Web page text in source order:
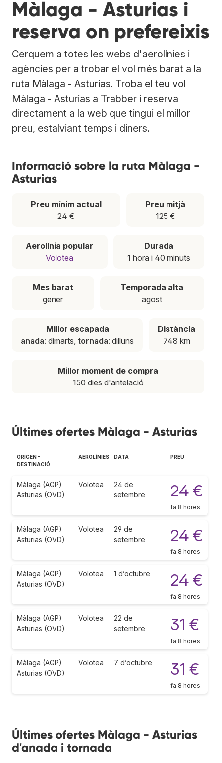
Màlaga - Asturias i
reserva on prefereixis
Cerquem a totes les webs d'aerolínies i
agències per a trobar el vol més barat a la
ruta Màlaga - Asturias. Troba el teu vol
Màlaga - Asturias a Trabber i reserva
directament a la web que tingui el millor
preu, estalviant temps i diners.
Informació sobre la ruta Màlaga -
Asturias
Preu mínim actual
24 €
Preu mitjà
125 €
Aerolínia popular
Volotea
Durada
1 hora i 40 minuts
Mes barat
gener
Temporada alta
agost
Millor escapada
anada: dimarts, tornada: dilluns
Distància
748 km
Millor moment de compra
150 dies d'antelació
Últimes ofertes Màlaga - Asturias
ORIGEN -
DESTINACIÓ
AEROLÍNIES DATA PREU
Màlaga (AGP)
Asturias (OVD)
Volotea
24 de
setembre
24 €
fa 8 hores
Màlaga (AGP)
Asturias (OVD)
Volotea
29 de
setembre
24 €
fa 8 hores
Màlaga (AGP)
Asturias (OVD)
Volotea 1 d’octubre 24 €
fa 8 hores
Màlaga (AGP)
Asturias (OVD)
Volotea
22 de
setembre
31 €
fa 8 hores
Màlaga (AGP)
Asturias (OVD)
Volotea 7 d’octubre 31 €
fa 8 hores
Últimes ofertes Màlaga - Asturias
d'anada i tornada